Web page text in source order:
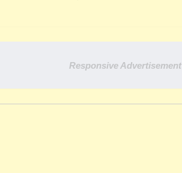
Responsive Advertisement